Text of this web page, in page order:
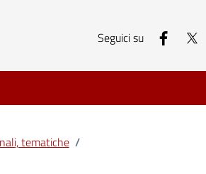
Seguici su facebook
tematiche /